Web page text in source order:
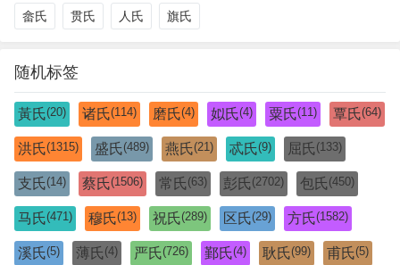
畲氏 贯氏 人氏 旗氏
随机标签
黃氏(20) 诸氏(114) 磨氏(4) 姒氏(4) 粟氏(11) 覃氏(64)
洪氏(1315) 盛氏(489) 燕氏(21) 忒氏(9) 屈氏 (133)
支氏(14) 蔡氏(1506) 常氏 (63) 彭氏 (2702) 包氏 (450)
马氏(471) 穆氏(13) 祝氏(289) 区氏(29) 方氏(1582)
溪氏(5) 薄氏 (4) 严氏(726) 鄞氏(4) 耿氏(99) 甫氏(5)